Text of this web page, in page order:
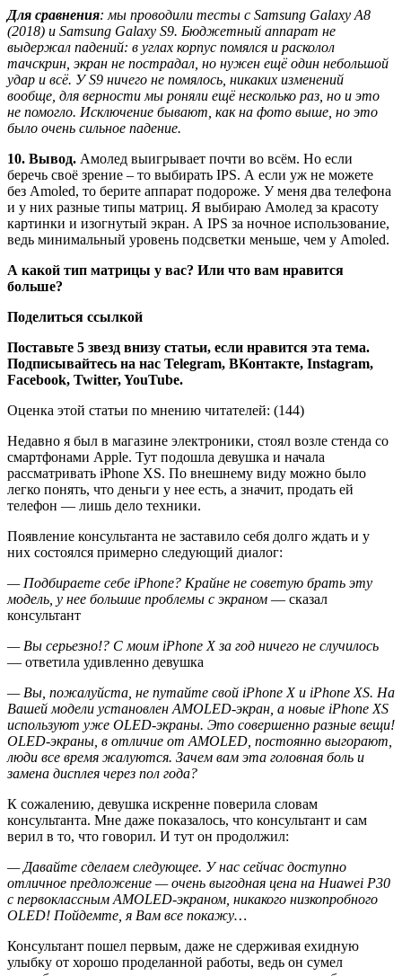
Для сравнения: мы проводили тесты с Samsung Galaxy A8
(2018) и Samsung Galaxy S9. Бюджетный аппарат не
выдержал падений: в углах корпус помялся и расколол
тачскрин, экран не пострадал, но нужен ещё один небольшой
удар и всё. У S9 ничего не помялось, никаких изменений
вообще, для верности мы роняли ещё несколько раз, но и это
не помогло. Исключение бывают, как на фото выше, но это
было очень сильное падение.
10. Вывод. Амолед выигрывает почти во всём. Но если
беречь своё зрение – то выбирать IPS. А если уж не можете
без Amoled, то берите аппарат подороже. У меня два телефона
и у них разные типы матриц. Я выбираю Амолед за красоту
картинки и изогнутый экран. А IPS за ночное использование,
ведь минимальный уровень подсветки меньше, чем у Amoled.
А какой тип матрицы у вас? Или что вам нравится
больше?
Поделиться ссылкой
Поставьте 5 звезд внизу статьи, если нравится эта тема.
Подписывайтесь на нас Telegram, ВКонтакте, Instagram,
Facebook, Twitter,YouTube.
Оценка этой статьи по мнению читателей: (144)
Недавно я был в магазине электроники, стоял возле стенда со
смартфонами Apple. Тут подошла девушка и начала
рассматривать iPhone XS. По внешнему виду можно было
легко понять, что деньги у нее есть, а значит, продать ей
телефон — лишь дело техники.
Появление консультанта не заставило себя долго ждать и у
них состоялся примерно следующий диалог:
— Подбираете себе iPhone? Крайне не советую брать эту
модель, у нее большие проблемы с экраном — сказал
консультант
— Вы серьезно!? С моим iPhone X за год ничего не случилось
— ответила удивленно девушка
— Вы, пожалуйста, не путайте свой iPhone X и iPhone XS. На
Вашей модели установлен AMOLED-экран, а новые iPhone XS
используют уже OLED-экраны. Это совершенно разные вещи!
OLED-экраны, в отличие от AMOLED, постоянно выгорают,
люди все время жалуются. Зачем вам эта головная боль и
замена дисплея через пол года?
К сожалению, девушка искренне поверила словам
консультанта. Мне даже показалось, что консультант и сам
верил в то, что говорил. И тут он продолжил:
— Давайте сделаем следующее. У нас сейчас доступно
отличное предложение — очень выгодная цена на Huawei P30
с первоклассным AMOLED-экраном, никакого низкопробного
OLED! Пойдемте, я Вам все покажу…
Консультант пошел первым, даже не сдерживая ехидную
улыбку от хорошо проделанной работы, ведь он сумел